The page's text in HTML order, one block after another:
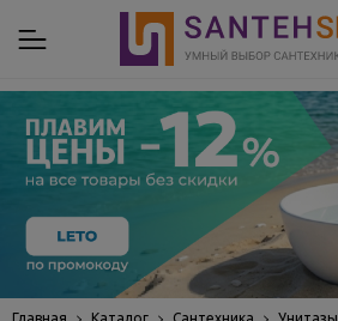
Главная Каталог Сантехника Унитазы